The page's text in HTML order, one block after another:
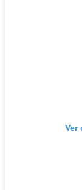
Ver